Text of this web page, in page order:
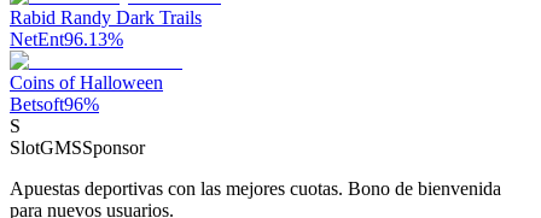
Rabid Randy Dark Trails
NetEnt96.13%
Coins of Halloween
Betsoft96%
S
SlotGMSSponsor
Apuestas deportivas con las mejores cuotas. Bono de bienvenida
para nuevos usuarios.